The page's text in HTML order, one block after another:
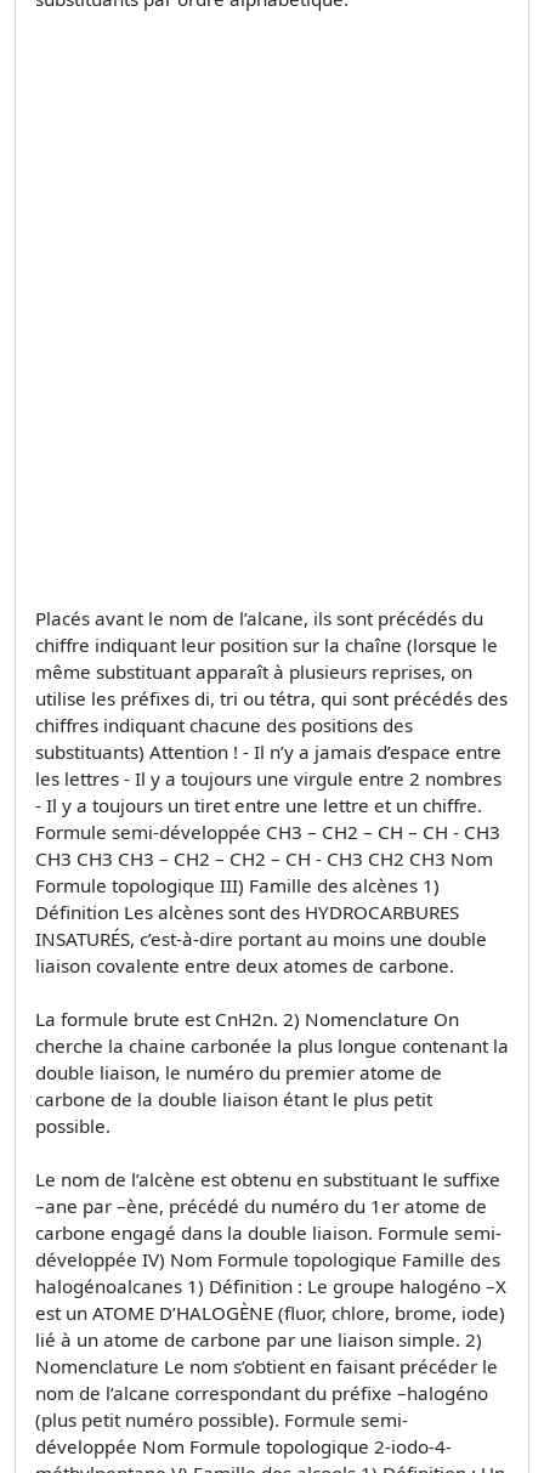
Placés avant le nom de l’alcane, ils sont précédés du
chiffre indiquant leur position sur la chaîne (lorsque le
même substituant apparaît à plusieurs reprises, on
utilise les préfixes di, tri ou tétra, qui sont précédés des
chiffres indiquant chacune des positions des
substituants) Attention ! - Il n’y a jamais d’espace entre
les lettres - Il y a toujours une virgule entre 2 nombres
- Il y a toujours un tiret entre une lettre et un chiffre.
Formule semi-développée CH3 – CH2 – CH – CH - CH3
CH3 CH3 CH3 – CH2 – CH2 – CH - CH3 CH2 CH3 Nom
Formule topologique III) Famille des alcènes 1)
Définition Les alcènes sont des HYDROCARBURES
INSATURÉS, c’est-à-dire portant au moins une double
liaison covalente entre deux atomes de carbone.
La formule brute est CnH2n. 2) Nomenclature On
cherche la chaine carbonée la plus longue contenant la
double liaison, le numéro du premier atome de
carbone de la double liaison étant le plus petit
possible.
Le nom de l’alcène est obtenu en substituant le suffixe
–ane par –ène, précédé du numéro du 1er atome de
carbone engagé dans la double liaison. Formule semi-
développée IV) Nom Formule topologique Famille des
halogénoalcanes 1) Définition : Le groupe halogéno –X
est un ATOME D’HALOGÈNE (fluor, chlore, brome, iode)
lié à un atome de carbone par une liaison simple. 2)
Nomenclature Le nom s’obtient en faisant précéder le
nom de l’alcane correspondant du préfixe –halogéno
(plus petit numéro possible). Formule semi-
développée Nom Formule topologique 2-iodo-4-